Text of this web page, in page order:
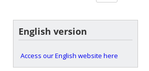
English version
Access our English website here